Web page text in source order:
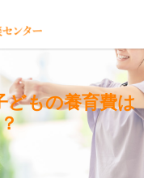
どもの養育費は